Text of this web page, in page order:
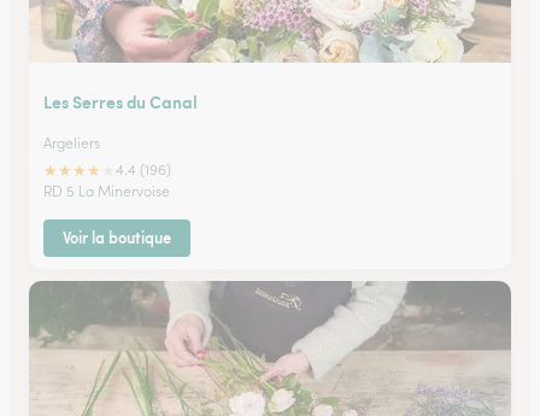
Les Serres du Canal
Argeliers
★★★★
4.4 (196)
RD 5 La Minervoise
Voir la boutique